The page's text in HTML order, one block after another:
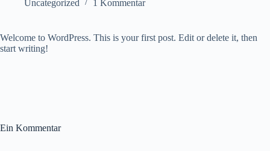
Uncategorized
1 Kommentar
Welcome to WordPress. This is your first post. Edit or delete it, then
start writing!
Ein Kommentar